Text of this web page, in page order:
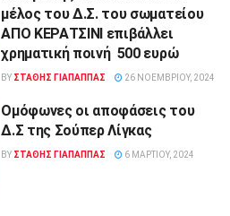
μέλος του Δ.Σ. του σωματείου
ΑΠΟ ΚΕΡΑΤΣΙΝΙ επιβάλλει
χρηματική ποινή 500 ευρώ
BY ΣΤΑΘΗΣ ΓΊΑΠΑΠΠΑΣ 26 ΝΟΕΜΒΡΊΟΥ, 2024
Ομόφωνες οι αποφάσεις του
Δ.Σ της Σούπερ Λίγκας
BY ΣΤΑΘΗΣ ΓΊΑΠΑΠΠΑΣ 6 ΜΑΡΤΊΟΥ, 2024